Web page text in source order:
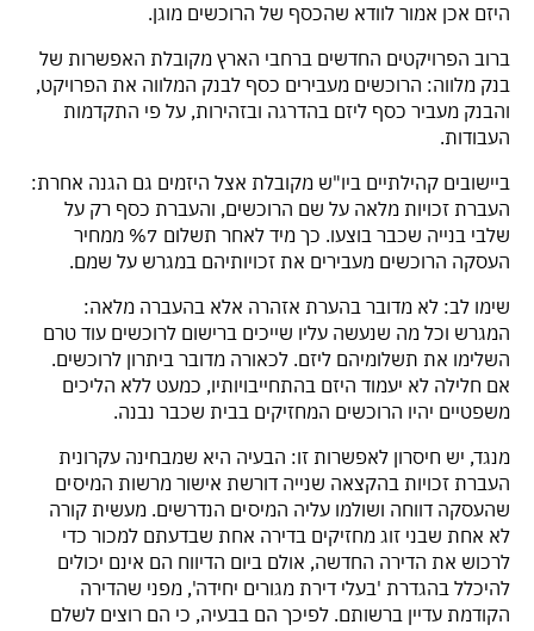
היזם אכן אמור לוודא שהכסף של הרוכשים מוגן.
ברוב הפרויקטים החדשים ברחבי הארץ מקובלת האפשרות של
בנק מלווה: הרוכשים מעבירים כסף לבנק המלווה את הפרויקט,
והבנק מעביר כסף ליזם בהדרגה ובזהירות, על פי התקדמות
העבודות.
ביישובים קהילתיים ביו"ש מקובלת אצל היזמים גם הגנה אחרת:
העברת זכויות מלאה על שם הרוכשים, והעברת כסף רק על
שלבי בנייה שכבר בוצעו. כך מיד לאחר תשלום %7 ממחיר
העסקה הרוכשים מעבירים את זכויותיהם במגרש על שמם.
שימו לב: לא מדובר בהערת אזהרה אלא בהעברה מלאה:
המגרש וכל מה שנעשה עליו שייכים ברישום לרוכשים עוד טרם
השלימו את תשלומיהם ליזם. לכאורה מדובר ביתרון לרוכשים.
אם חלילה לא יעמוד היזם בהתחייבויותיו, כמעט ללא הליכים
משפטיים יהיו הרוכשים המחזיקים בבית שכבר נבנה.
מנגד, יש חיסרון לאפשרות זו: הבעיה היא שמבחינה עקרונית
העברת זכויות בהקצאה שנייה דורשת אישור מרשות המיסים
שהעסקה דווחה ושולמו עליה המיסים הנדרשים. מעשית קורה
לא אחת שבני זוג מחזיקים בדירה אחת שבדעתם למכור כדי
לרכוש את הדירה החדשה, אולם ביום הדיווח הם אינם יכולים
להיכלל בהגדרת 'בעלי דירת מגורים יחידה', מפני שהדירה
הקודמת עדיין ברשותם. לפיכך הם בבעיה, כי הם רוצים לשלם